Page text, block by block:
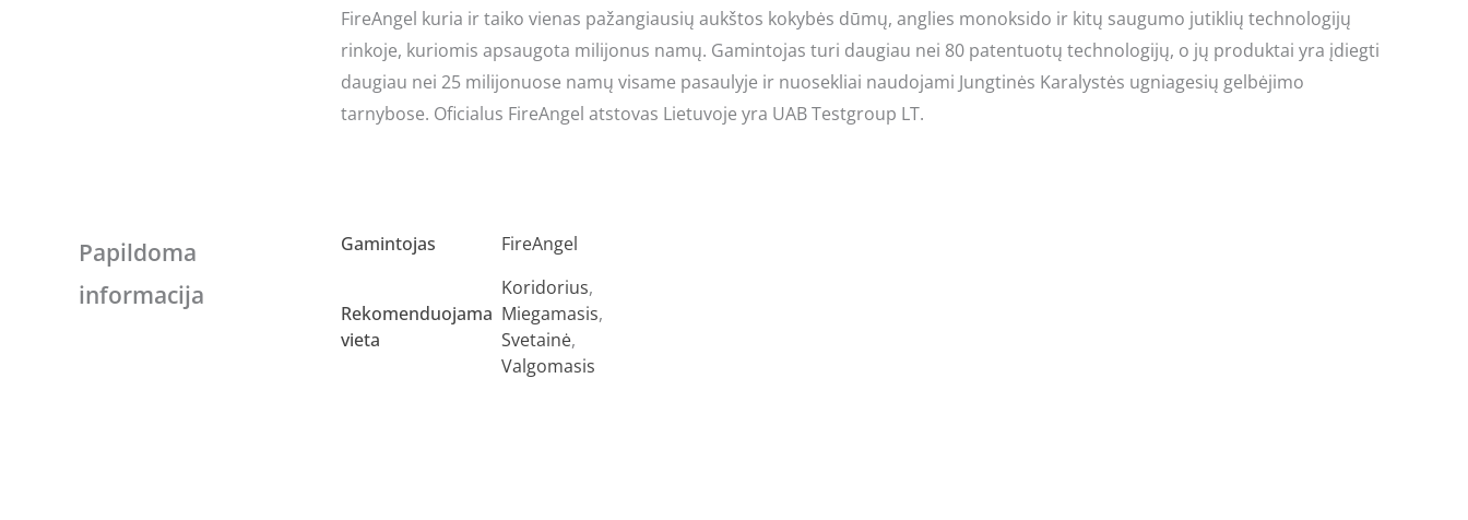
FireAngel kuria ir taiko vienas pažangiausių aukštos kokybės dūmų, anglies monoksido ir kitų saugumo jutiklių technologijų
rinkoje, kuriomis apsaugota milijonus namų. Gamintojas turi daugiau nei 80 patentuotų technologijų, o jų produktai yra įdiegti
daugiau nei 25 milijonuose namų visame pasaulyje ir nuosekliai naudojami Jungtinės Karalystės ugniagesių gelbėjimo
tarnybose. Oficialus FireAngel atstovas Lietuvoje yra UAB Testgroup LT.
Papildoma
informacija
Gamintojas FireAngel
Rekomenduojama
vieta
Koridorius,
Miegamasis,
Svetainė,
Valgomasis